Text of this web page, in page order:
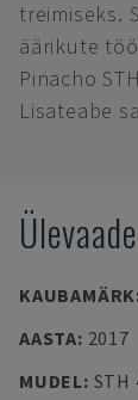
treimiseks.
äärikute
Pinacho
Lisateabe
Ülevaade
KAUBAMÄRK
AASTA: 2017
MUDEL: STH